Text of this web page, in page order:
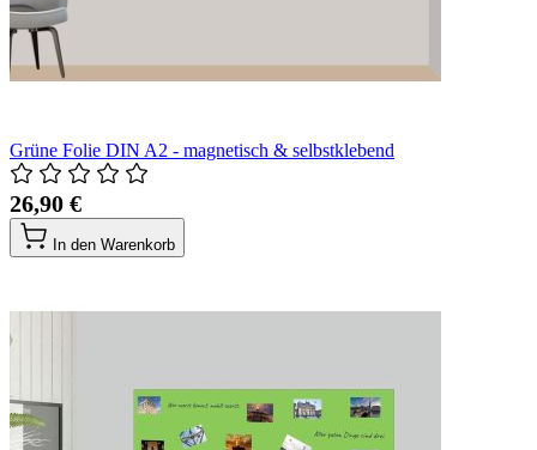
Grüne Folie DIN A2 - magnetisch & selbstklebend
26,90 €
In den Warenkorb